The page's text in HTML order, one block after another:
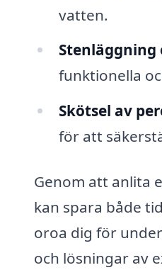
vatten.
Stenläggning
funktionella
Skötsel av
för att
Genom att anlita
kan spara både
oroa dig för
och lösningar av